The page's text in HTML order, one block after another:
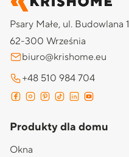
Psary Małe, ul. Budowlana 1
62-300 Września
biuro@krishome.eu
+48 510 984 704
Produkty dla domu
Okna